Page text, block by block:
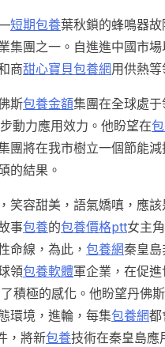
短期包養葉秋鎖的蜂鳴器
集團之一。自進進中國市
商甜心寶貝包養網用供熱等
斯包養金額集團在全球處
動力應用效力。他盼望在
團將在我市樹立一個節能
的結果。
笑容甜美，語氣嬌嗔，應
事包養的包養價格ptt女主
命線，為此， 包養網秦皇
領包養軟體軍企業，在促
積極的感化。他盼望丹佛
環境，進輪，每集包養網都
，將新包養技術在秦皇島應